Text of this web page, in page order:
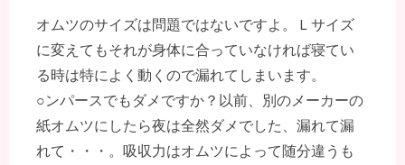
オムツのサイズは問題ではないですよ。Ｌサイズ
に変えてもそれが身体に合っていなければ寝てい
る時は特によく動くので漏れてしまいます。
○ンパースでもダメですか？以前、別のメーカーの
紙オムツにしたら夜は全然ダメでした、漏れて漏
れて・・・。吸収力はオムツによって随分違うも